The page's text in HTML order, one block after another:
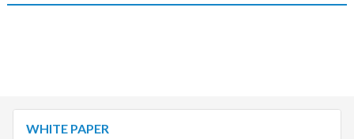
WHITE PAPER